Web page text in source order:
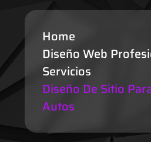
Home
Diseño Web
Servicios
Diseño De Sitio
Autos